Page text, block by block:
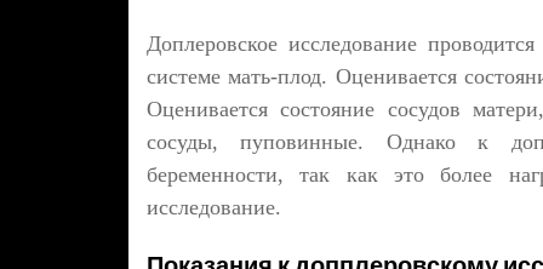
Доплеровское исследование
системе мать-плод. Оценивается
Оценивается состояние сосудов
сосуды, пуповинные. Однако к
беременности, так как это более
исследование.